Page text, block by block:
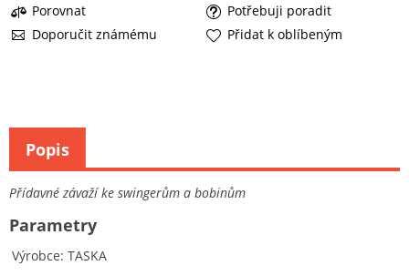
Porovnat
Potřebuji poradit
Doporučit známému
Přidat k oblíbeným
Přídavné závaží ke swingerům a bobinům
Výrobce TASKA
Parametry
Popis